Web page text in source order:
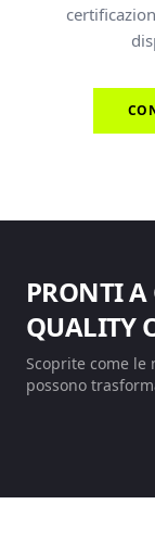
PRONTI A
QUALITY
Scoprite come
possono